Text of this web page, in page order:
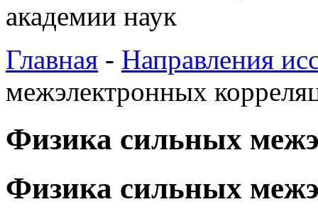
академии наук
Главная - Направления
межэлектронных
Физика сильных
Физика сильных